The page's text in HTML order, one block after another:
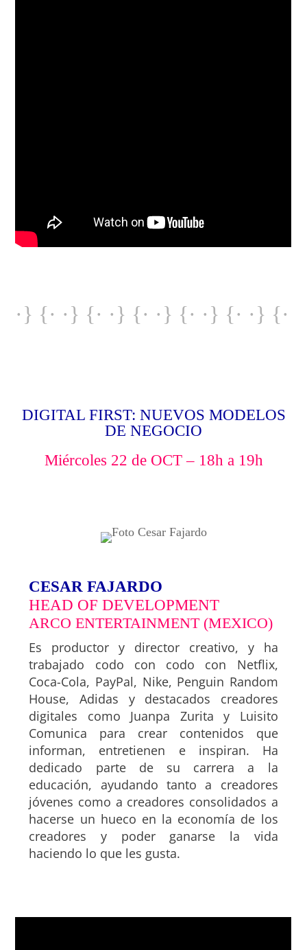
·} {· ·} {· ·} {· ·} {· ·} {· ·} {·
·} {· ·} {· ·} {· ·} {· ·} {· ·} {·
·} {· ·} {· ·} {· ·} {· ·} {· ·} {·
·} {· ·} {·
DIGITAL FIRST: NUEVOS MODELOS
DE NEGOCIO
Miércoles 22 de OCT – 18h a 19h
CESAR FAJARDO
HEAD OF DEVELOPMENT
ARCO ENTERTAINMENT (MEXICO)
Es productor y director creativo, y ha
trabajado codo con codo con Netflix,
Coca-Cola, PayPal, Nike, Penguin Random
House, Adidas y destacados creadores
digitales como Juanpa Zurita y Luisito
Comunica para crear contenidos que
informan, entretienen e inspiran. Ha
dedicado parte de su carrera a la
educación, ayudando tanto a creadores
jóvenes como a creadores consolidados a
hacerse un hueco en la economía de los
creadores y poder ganarse la vida
haciendo lo que les gusta.